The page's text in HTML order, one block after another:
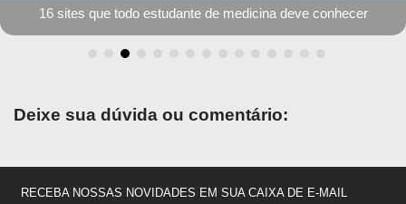
16 sites que todo estudante de medicina deve conhecer
Deixe sua dúvida ou comentário:
RECEBA NOSSAS NOVIDADES EM SUA CAIXA DE E-MAIL